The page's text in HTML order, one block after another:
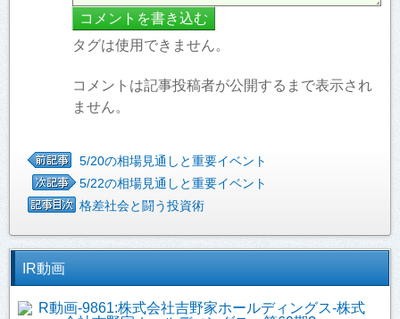
タグは使用できません。
コメントは記事投稿者が公開するまで表示され
ません。
5/20の相場見通しと重要イベント
5/22の相場見通しと重要イベント
格差社会と闘う投資術
IR動画